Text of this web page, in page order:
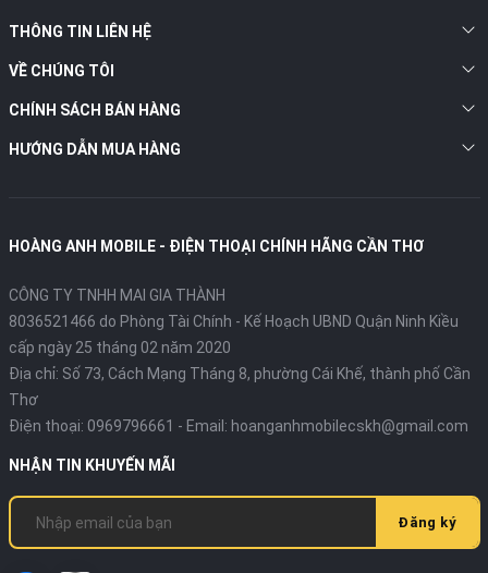
THÔNG TIN LIÊN HỆ
VỀ CHÚNG TÔI
CHÍNH SÁCH BÁN HÀNG
HƯỚNG DẪN MUA HÀNG
HOÀNG ANH MOBILE - ĐIỆN THOẠI CHÍNH HÃNG CẦN THƠ
CÔNG TY TNHH MAI GIA THÀNH
8036521466 do Phòng Tài Chính - Kế Hoạch UBND Quận Ninh Kiều
cấp ngày 25 tháng 02 năm 2020
Địa chỉ: Số 73, Cách Mạng Tháng 8, phường Cái Khế, thành phố Cần
Thơ
Điện thoại: 0969796661 - Email: hoanganhmobilecskh@gmail.com
NHẬN TIN KHUYẾN MÃI
Đăng ký